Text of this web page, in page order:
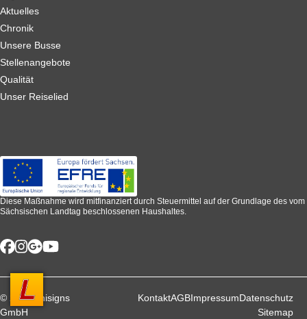
Aktuelles
Chronik
Unsere Busse
Stellenangebote
Qualität
Unser Reiselied
Diese Maßnahme wird mitfinanziert durch Steuermittel auf der Grundlage des vom
Sächsischen Landtag beschlossenen Haushaltes.
© 2026 unisigns
GmbH
KontaktAGBImpressumDatenschutz
Sitemap